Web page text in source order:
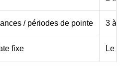
/ périodes de pointe 3 à
fixe Le